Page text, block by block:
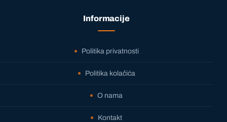
Informacije
Politika privatnosti
Politika kolačića
O nama
Kontakt